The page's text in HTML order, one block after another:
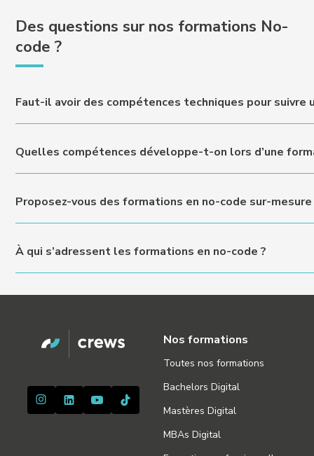
Des questions sur nos formations No-
code ?
Faut-il avoir des compétences techniques pour suivre
pédagogique permet d’acquérir rapidement les bases
en toute autonomie.
Quelles compétences développe-t-on lors d’une
des workflows sans développement technique. Les
digital et à choisir les outils adaptés à leurs objectifs.
Proposez-vous des formations en no-code sur-
s’agisse de création de site, d’automatisation de
sont personnalisés pour garantir une mise en application
À qui s’adressent les formations en no-code ?
Nos formations
Toutes nos formations
Bachelors Digital
Mastères Digital
MBAs Digital